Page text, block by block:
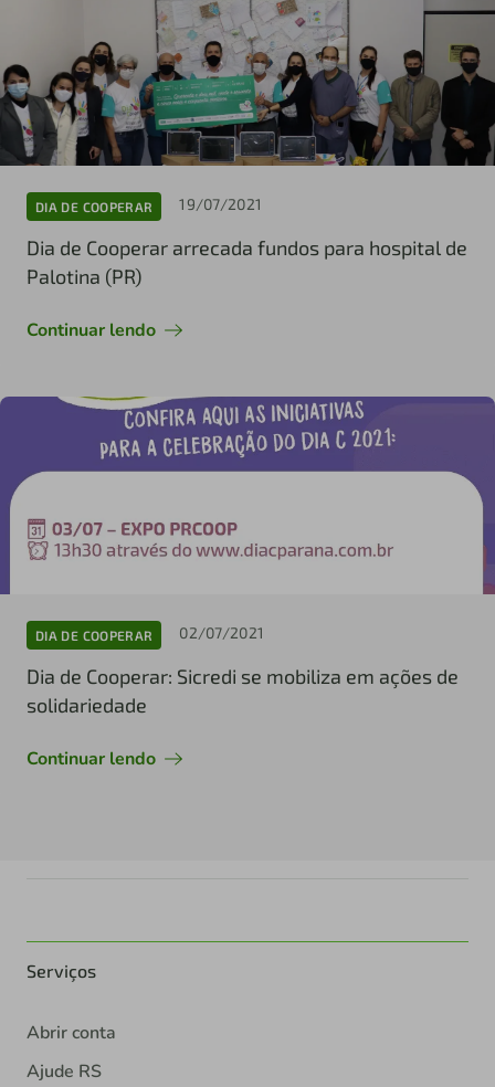
DIA DE COOPERAR 19/07/2021
Dia de Cooperar arrecada fundos para hospital de
Palotina (PR)
Continuar lendo
DIA DE COOPERAR 02/07/2021
Dia de Cooperar: Sicredi se mobiliza em ações de
solidariedade
Continuar lendo
Serviços
Abrir conta
Ajude RS